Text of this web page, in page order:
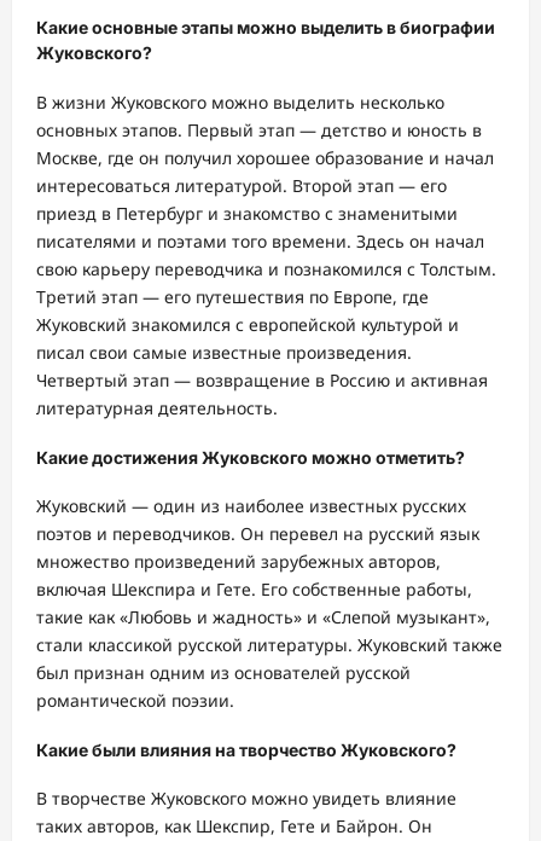
Какие основные этапы можно выделить в биографии
Жуковского?
В жизни Жуковского можно выделить несколько
основных этапов. Первый этап — детство и юность в
Москве, где он получил хорошее образование и начал
интересоваться литературой. Второй этап — его
приезд в Петербург и знакомство с знаменитыми
писателями и поэтами того времени. Здесь он начал
свою карьеру переводчика и познакомился с Толстым.
Третий этап — его путешествия по Европе, где
Жуковский знакомился с европейской культурой и
писал свои самые известные произведения.
Четвертый этап — возвращение в Россию и активная
литературная деятельность.
Какие достижения Жуковского можно отметить?
Жуковский — один из наиболее известных русских
поэтов и переводчиков. Он перевел на русский язык
множество произведений зарубежных авторов,
включая Шекспира и Гете. Его собственные работы,
такие как «Любовь и жадность» и «Слепой музыкант»,
стали классикой русской литературы. Жуковский также
был признан одним из основателей русской
романтической поэзии.
Какие были влияния на творчество Жуковского?
В творчестве Жуковского можно увидеть влияние
таких авторов, как Шекспир, Гете и Байрон. Он